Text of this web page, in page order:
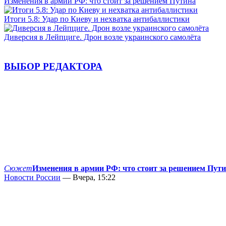
Итоги 5.8: Удар по Киеву и нехватка антибаллистики
Диверсия в Лейпциге. Дрон возле украинского самолёта
ВЫБОР РЕДАКТОРА
СюжетИзменения в армии РФ: что стоит за решением
Новости России — Вчера, 15:22